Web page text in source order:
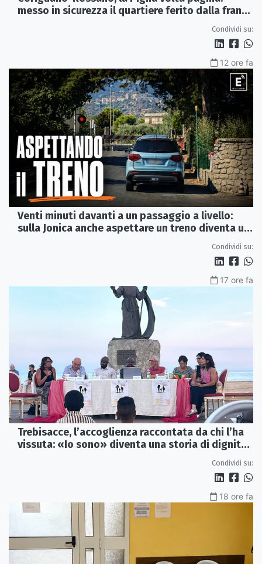
messo in sicurezza il quartiere ferito dalla frana
Condividi su:
12 ore fa
Venti minuti davanti a un passaggio a livello:
sulla Jonica anche aspettare un treno diventa un
Condividi su:
17 ore fa
Trebisacce, l’accoglienza raccontata da chi l’ha
vissuta: «Io sono» diventa una storia di dignità
Condividi su:
18 ore fa